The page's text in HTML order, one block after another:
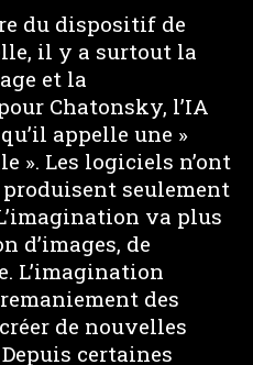
du dispositif de
il y a surtout la
et la
Chatonsky, l’IA
appelle une »
». Les logiciels n’ont
seulement
va plus
d’images, de
L’imagination
des
de nouvelles
certaines